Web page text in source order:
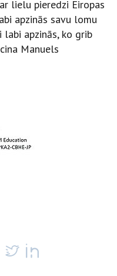
lielu pieredzi Eiropas
apzinās savu lomu
apzinās, ko grib
Manuels